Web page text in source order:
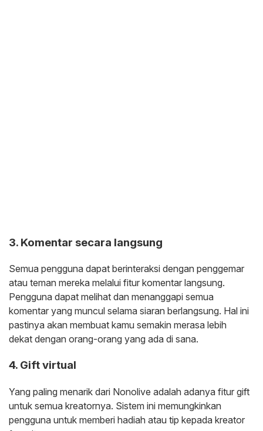
3. Komentar secara langsung
Semua pengguna dapat berinteraksi dengan penggemar
atau teman mereka melalui fitur komentar langsung.
Pengguna dapat melihat dan menanggapi semua
komentar yang muncul selama siaran berlangsung. Hal ini
pastinya akan membuat kamu semakin merasa lebih
dekat dengan orang-orang yang ada di sana.
4. Gift virtual
Yang paling menarik dari Nonolive adalah adanya fitur gift
untuk semua kreatornya. Sistem ini memungkinkan
pengguna untuk memberi hadiah atau tip kepada kreator